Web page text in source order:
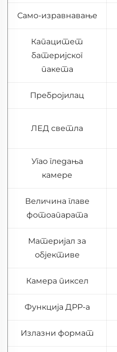
Само-изравнавање
Капацитет
батеријског
пакета
Пребројилац
ЛЕД светла
Угао гледања
камере
Величина главе
фотоапарата
Материјал за
објективе
Камера пиксел
Функција ДРР-а
Излазни формат